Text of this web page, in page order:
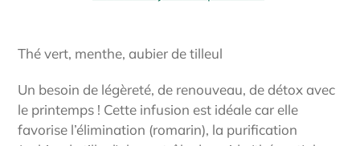
d'un
à
votre
panier
Thé vert, menthe, aubier de tilleul
Un besoin de légèreté, de renouveau, de détox avec
le printemps ! Cette infusion est idéale car elle
favorise l’élimination (romarin), la purification